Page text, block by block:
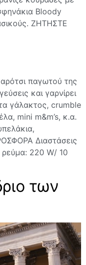
Bloody
ΖΗΤΗΣΤΕ
παγωτού της
και γαρνίρει
γάλακτος, crumble
mini m&m’s, κ.α.
Διαστάσεις
220 W/ 10
των